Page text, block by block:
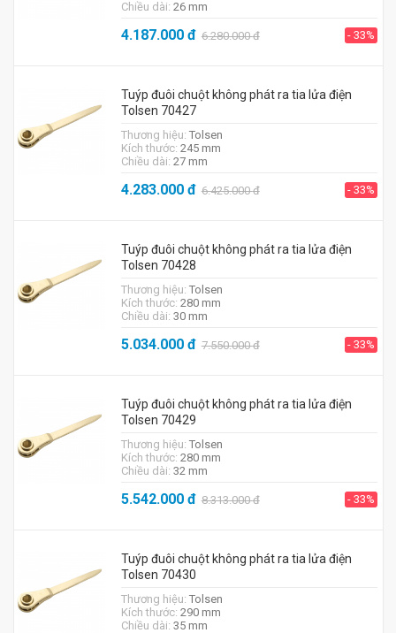
Chiều dài: 26 mm
4.187.000đ 6.280.000đ - 33%
Tuýp đuôi chuột không phát ra tia lửa điện
Tolsen 70427
Thương hiệu: Tolsen
Kích thước: 245 mm
Chiều dài: 27 mm
4.283.000đ 6.425.000đ - 33%
Tuýp đuôi chuột không phát ra tia lửa điện
Tolsen 70428
Thương hiệu: Tolsen
Kích thước: 280 mm
Chiều dài: 30 mm
5.034.000đ 7.550.000đ - 33%
Tuýp đuôi chuột không phát ra tia lửa điện
Tolsen 70429
Thương hiệu: Tolsen
Kích thước: 280 mm
Chiều dài: 32 mm
5.542.000đ 8.313.000đ - 33%
Tuýp đuôi chuột không phát ra tia lửa điện
Tolsen 70430
Thương hiệu: Tolsen
Kích thước: 290 mm
Chiều dài: 35 mm